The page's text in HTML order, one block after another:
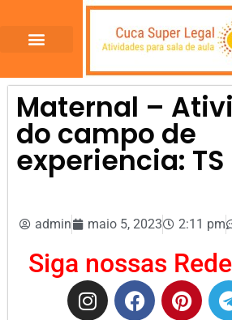
Maternal –
do campo de
experiencia: TS
admin maio 5, 2023 2:11 pm
Siga nossas